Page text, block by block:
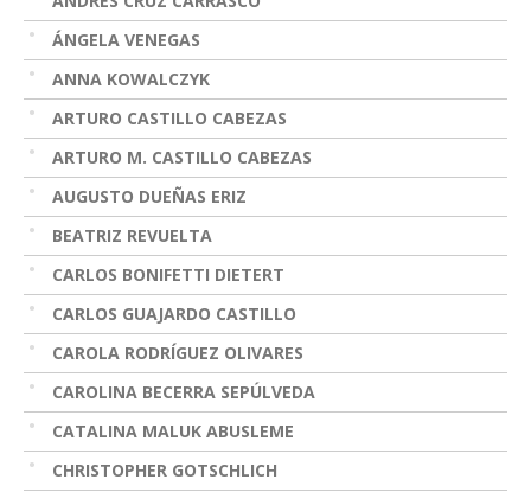
ÁNGELA VENEGAS
ANNA KOWALCZYK
ARTURO CASTILLO CABEZAS
ARTURO M. CASTILLO CABEZAS
AUGUSTO DUEÑAS ERIZ
BEATRIZ REVUELTA
CARLOS BONIFETTI DIETERT
CARLOS GUAJARDO CASTILLO
CAROLA RODRÍGUEZ OLIVARES
CAROLINA BECERRA SEPÚLVEDA
CATALINA MALUK ABUSLEME
CHRISTOPHER GOTSCHLICH